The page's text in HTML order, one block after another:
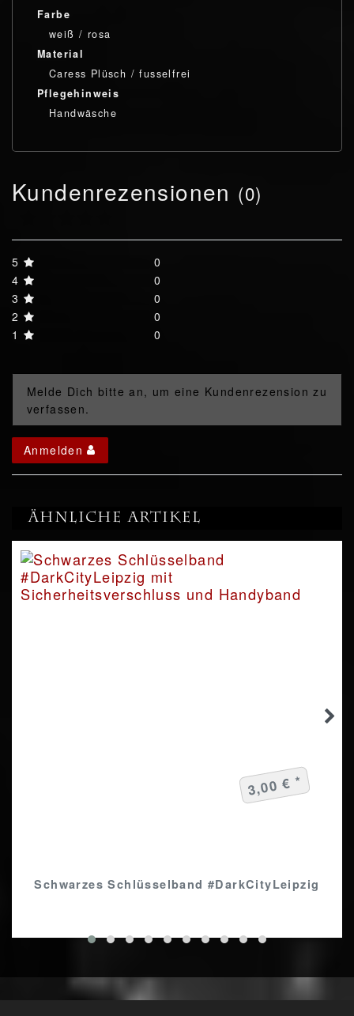
Farbe
weiß / rosa
Material
Caress Plüsch / fusselfrei
Pflegehinweis
Handwäsche
Kundenrezensionen (0)
5
0
4
0
3
0
2
0
1
0
Melde Dich bitte an, um eine Kundenrezension zu
verfassen.
Anmelden
Ähnliche Artikel
Schwarzes Schlüsselband #DarkCityLeipzig
3,00 € *